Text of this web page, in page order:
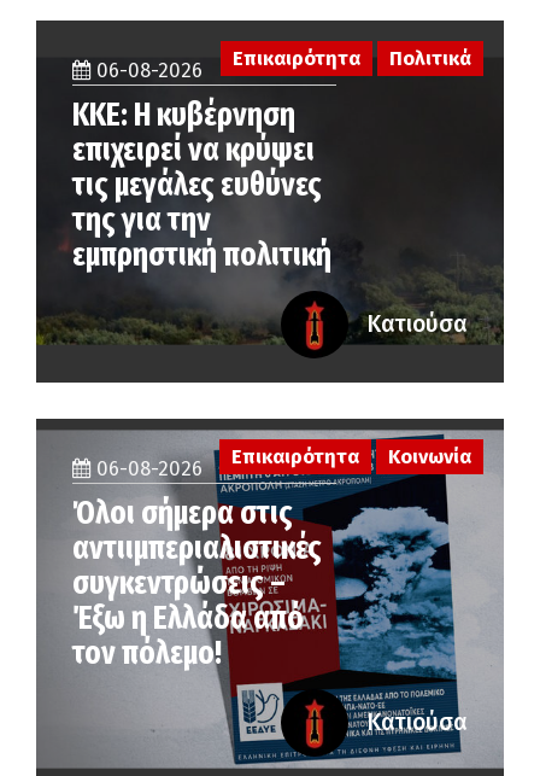
06-08-2026
ΚΚΕ: Η κυβέρνηση
επιχειρεί να κρύψει
τις μεγάλες ευθύνες
της για την
εμπρηστική πολιτική
Επικαιρότητα Πολιτικά
Κατιούσα
06-08-2026
Όλοι σήμερα στις
αντιιμπεριαλιστικές
συγκεντρώσεις –
Έξω η Ελλάδα από
τον πόλεμο!
Επικαιρότητα Κοινωνία
Κατιούσα